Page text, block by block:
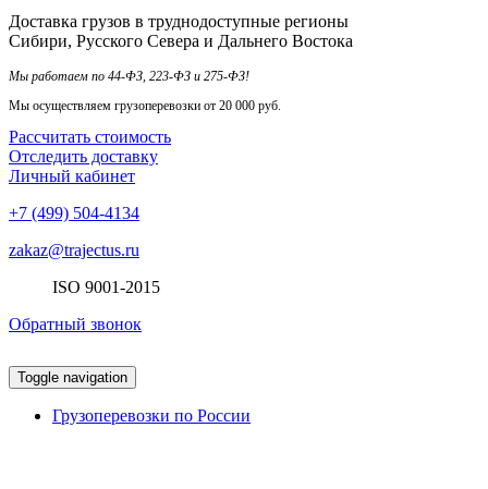
Доставка грузов в труднодоступные регионы
Сибири, Русского Севера и Дальнего Востока
Мы работаем по 44-ФЗ, 223-ФЗ и 275-ФЗ!
Мы осуществляем грузоперевозки от 20 000 руб.
Рассчитать стоимость
Отследить доставку
Личный кабинет
+7 (499) 504-4134
zakaz@trajectus.ru
ISO 9001-2015
Обратный звонок
Toggle navigation
Грузоперевозки по России